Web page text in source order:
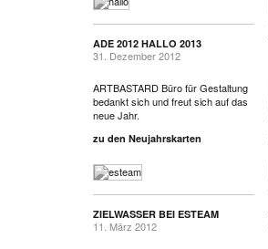
ADE 2012 HALLO 2013
31. Dezember 2012
ARTBASTARD Büro für Gestaltung
bedankt sich und freut sich auf das
neue Jahr.
zu den Neujahrskarten
ZIELWASSER BEI ESTEAM
11. März 2012